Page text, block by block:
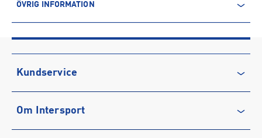
ÖVRIG INFORMATION
Produktnummer: 1589407
Leverantörens produktnummer: 1589407
Artikelnummer: 158940701-SHARK AOP
Tillverkaradress
Kontakt tillverkare: kundservice@intersport.se
Kundservice
Vanliga frågor & svar
Om Intersport